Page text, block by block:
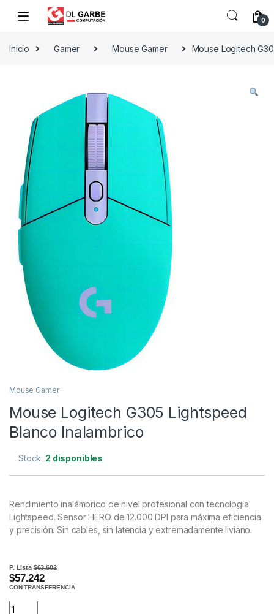
0
Inicio Gamer Mouse Gamer Mouse Logitech
Mouse Gamer
Mouse Logitech G305 Lightspeed
Blanco Inalambrico
Stock: 2 disponibles
Rendimiento inalámbrico de nivel profesional con tecnología
Lightspeed. Sensor HERO de 12.000 DPI para máxima eficiencia
y precisión. Sin cables, sin latencia y extremadamente liviano.
P. Lista$63.602
$57.242
CON TRANSFERENCIA